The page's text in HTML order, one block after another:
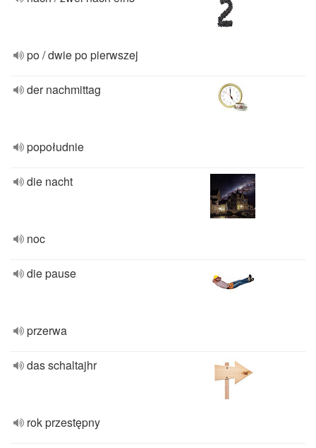
po / dwie po pierwszej
der nachmittag
popołudnie
die nacht
noc
die pause
przerwa
das schaltajhr
rok przestępny